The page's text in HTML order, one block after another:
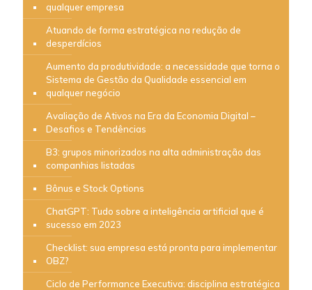
qualquer empresa
Atuando de forma estratégica na redução de
desperdícios
Aumento da produtividade: a necessidade que torna o
Sistema de Gestão da Qualidade essencial em
qualquer negócio
Avaliação de Ativos na Era da Economia Digital –
Desafios e Tendências
B3: grupos minorizados na alta administração das
companhias listadas
Bônus e Stock Options
ChatGPT: Tudo sobre a inteligência artificial que é
sucesso em 2023
Checklist: sua empresa está pronta para implementar
OBZ?
Ciclo de Performance Executiva: disciplina estratégica